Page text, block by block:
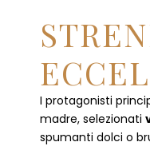
I protagonisti
madre, selezionati
spumanti dolci o